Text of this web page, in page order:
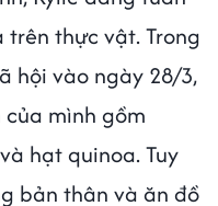
thực vật. Trong
hội vào ngày 28/3,
mình gồm
hạt quinoa. Tuy
bản thân và ăn đồ